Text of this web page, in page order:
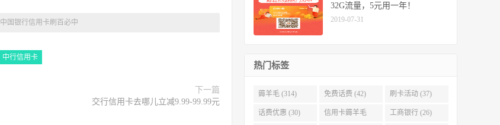
中国银行信用卡刷百必中
中行信用卡
下一篇
交行信用卡去哪儿立减9.99-99.99元
32G流量，5元用一年！
2019-07-31
热门标签
薅羊毛 (314) 免费话费 (42) 刷卡活动 (37)
话费优惠 (30) 信用卡薅羊毛 工商银行 (26)